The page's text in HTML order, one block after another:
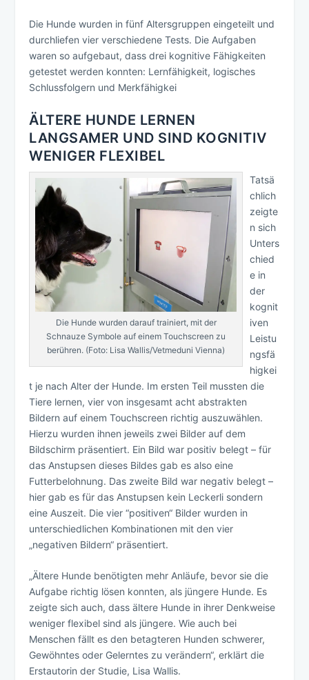
Die Hunde wurden in fünf Altersgruppen eingeteilt und
durchliefen vier verschiedene Tests. Die Aufgaben
waren so aufgebaut, dass drei kognitive Fähigkeiten
getestet werden konnten: Lernfähigkeit, logisches
Schlussfolgern und Merkfähigkei
ÄLTERE HUNDE LERNEN
LANGSAMER UND SIND KOGNITIV
WENIGER FLEXIBEL
Die Hunde wurden darauf trainiert, mit der
Schnauze Symbole auf einem Touchscreen zu
berühren. (Foto: Lisa Wallis/Vetmeduni Vienna)
Tatsä
chlich
zeigte
n sich
Unters
chied
e in
der
kognit
iven
Leistu
ngsfä
higkei
t je nach Alter der Hunde. Im ersten Teil mussten die
Tiere lernen, vier von insgesamt acht abstrakten
Bildern auf einem Touchscreen richtig auszuwählen.
Hierzu wurden ihnen jeweils zwei Bilder auf dem
Bildschirm präsentiert. Ein Bild war positiv belegt – für
das Anstupsen dieses Bildes gab es also eine
Futterbelohnung. Das zweite Bild war negativ belegt –
hier gab es für das Anstupsen kein Leckerli sondern
eine Auszeit. Die vier “positiven“ Bilder wurden in
unterschiedlichen Kombinationen mit den vier
„negativen Bildern“ präsentiert.
„Ältere Hunde benötigten mehr Anläufe, bevor sie die
Aufgabe richtig lösen konnten, als jüngere Hunde. Es
zeigte sich auch, dass ältere Hunde in ihrer Denkweise
weniger flexibel sind als jüngere. Wie auch bei
Menschen fällt es den betagteren Hunden schwerer,
Gewöhntes oder Gelerntes zu verändern“, erklärt die
Erstautorin der Studie, Lisa Wallis.